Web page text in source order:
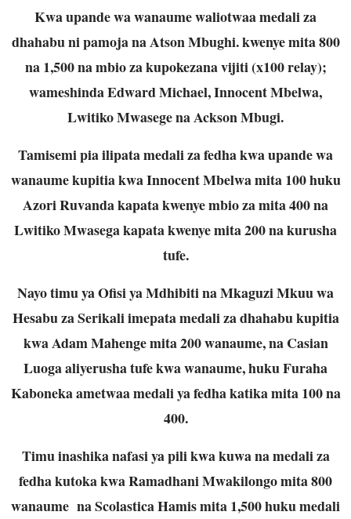
Kwa upande wa wanaume waliotwaa medali za
dhahabu ni pamoja na Atson Mbughi. kwenye mita 800
na 1,500 na mbio za kupokezana vijiti (x100 relay);
wameshinda Edward Michael, Innocent Mbelwa,
Lwitiko Mwasege na Ackson Mbugi.
Tamisemi pia ilipata medali za fedha kwa upande wa
wanaume kupitia kwa Innocent Mbelwa mita 100 huku
Azori Ruvanda kapata kwenye mbio za mita 400 na
Lwitiko Mwasega kapata kwenye mita 200 na kurusha
tufe.
Nayo timu ya Ofisi ya Mdhibiti na Mkaguzi Mkuu wa
Hesabu za Serikali imepata medali za dhahabu kupitia
kwa Adam Mahenge mita 200 wanaume, na Casian
Luoga aliyerusha tufe kwa wanaume, huku Furaha
Kaboneka ametwaa medali ya fedha katika mita 100 na
400.
Timu inashika nafasi ya pili kwa kuwa na medali za
fedha kutoka kwa Ramadhani Mwakilongo mita 800
wanaume na Scolastica Hamis mita 1,500 huku medali